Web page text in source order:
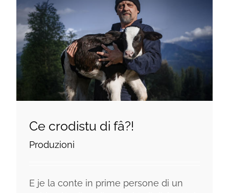
Ce crodistu di fâ?!
Produzioni
E je la conte in prime persone di un